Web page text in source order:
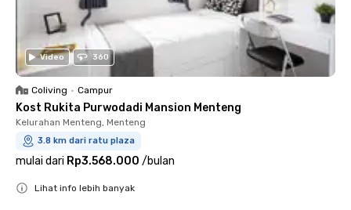
Video 360
Coliving • Campur
Kost Rukita Purwodadi Mansion Menteng
Kelurahan Menteng, Menteng
3.8 km dari ratu plaza
mulai dari Rp3.568.000 /bulan
Lihat info lebih banyak